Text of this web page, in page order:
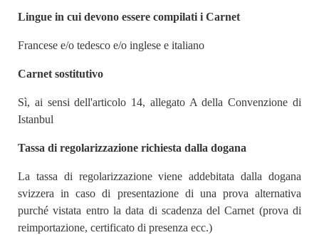
Lingue in cui devono essere compilati i Carnet
Francese e/o tedesco e/o inglese e italiano
Carnet sostitutivo
Sì, ai sensi dell'articolo 14, allegato A della Convenzione di
Istanbul
Tassa di regolarizzazione richiesta dalla dogana
La tassa di regolarizzazione viene addebitata dalla dogana
svizzera in caso di presentazione di una prova alternativa
purché vistata entro la data di scadenza del Carnet (prova di
reimportazione, certificato di presenza ecc.)